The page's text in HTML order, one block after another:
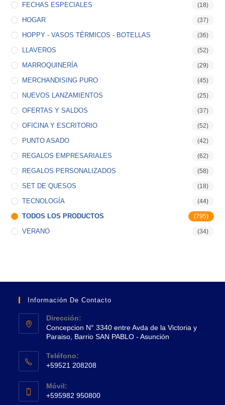
FECHAS ESPECIALES (18)
HOGAR (37)
HOPPY - VASOS TÉRMICOS - BOTELLAS (36)
LLAVEROS (52)
MARROQUINERÍA (29)
MERCHANDISING PURO (45)
NUEVOS LANZAMIENTOS (25)
OFERTAS Y SALDOS (37)
OFICINA Y ESCRITORIO (52)
PUNTO ASADO (42)
REGALOS EMPRESARIALES (62)
REGALOS PERSONALIZADOS (58)
SET DE QUESOS (18)
TECNOLOGÍA (44)
TODOS LOS PRODUCTOS (795)
VERANO (34)
Información De Contacto
Dirección:
Concepcion N° 3340 entre Avda de la Victoria y
Paraiso, Barrio SAN PABLO - Asunción
abre
una
nueva
Teléfono:
+59521 208208
abre
en
Móvil:
+595982 950800